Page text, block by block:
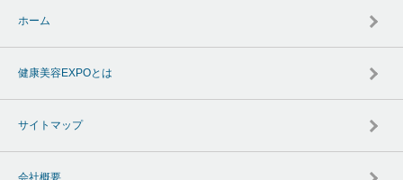
ホーム
健康美容EXPOとは
サイトマップ